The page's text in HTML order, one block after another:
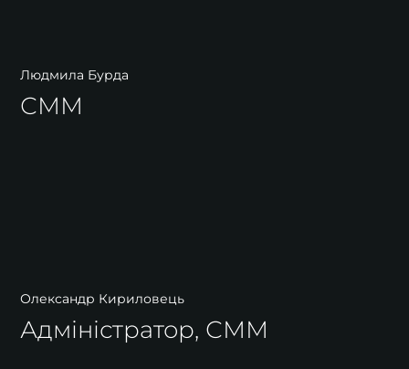
Людмила Бурда
СММ
Олександр Кириловець
Адміністратор, СММ